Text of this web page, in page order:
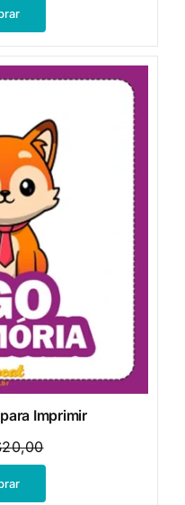
era:
é:
Imprimir
20,00O
preço
O
preço